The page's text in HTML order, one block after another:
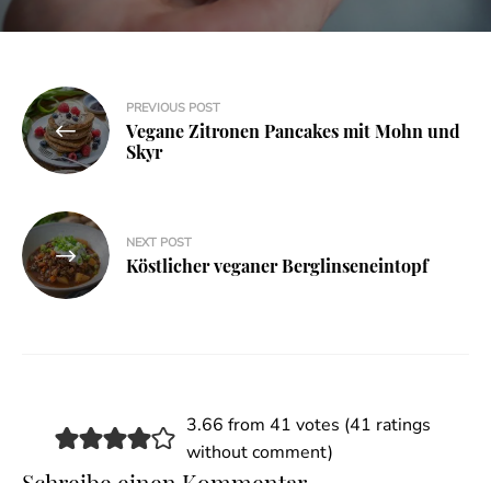
Beitragsnavigation
PREVIOUS POST
Vegane Zitronen Pancakes mit Mohn und
Skyr
NEXT POST
Köstlicher veganer Berglinseneintopf
3.66 from 41 votes (41 ratings
without comment)